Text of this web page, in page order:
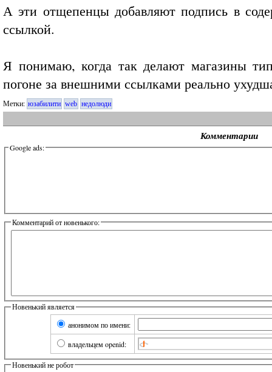
А эти отщепенцы добавляют подпись в
ссылкой.
Я понимаю, когда так делают магазины
погоне за внешними ссылками реально
Метки: юзабилити web недолюди
Комментарии
Google ads:
Комментарий от новенького:
Новенький является
анонимом по имени:
владельцем openid:
Новенький не робот